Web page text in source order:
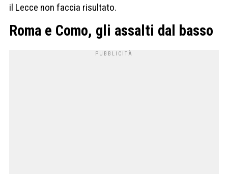
il Lecce non faccia risultato.
Roma e Como, gli assalti dal basso